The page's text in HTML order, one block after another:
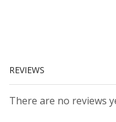
REVIEWS
There are no reviews